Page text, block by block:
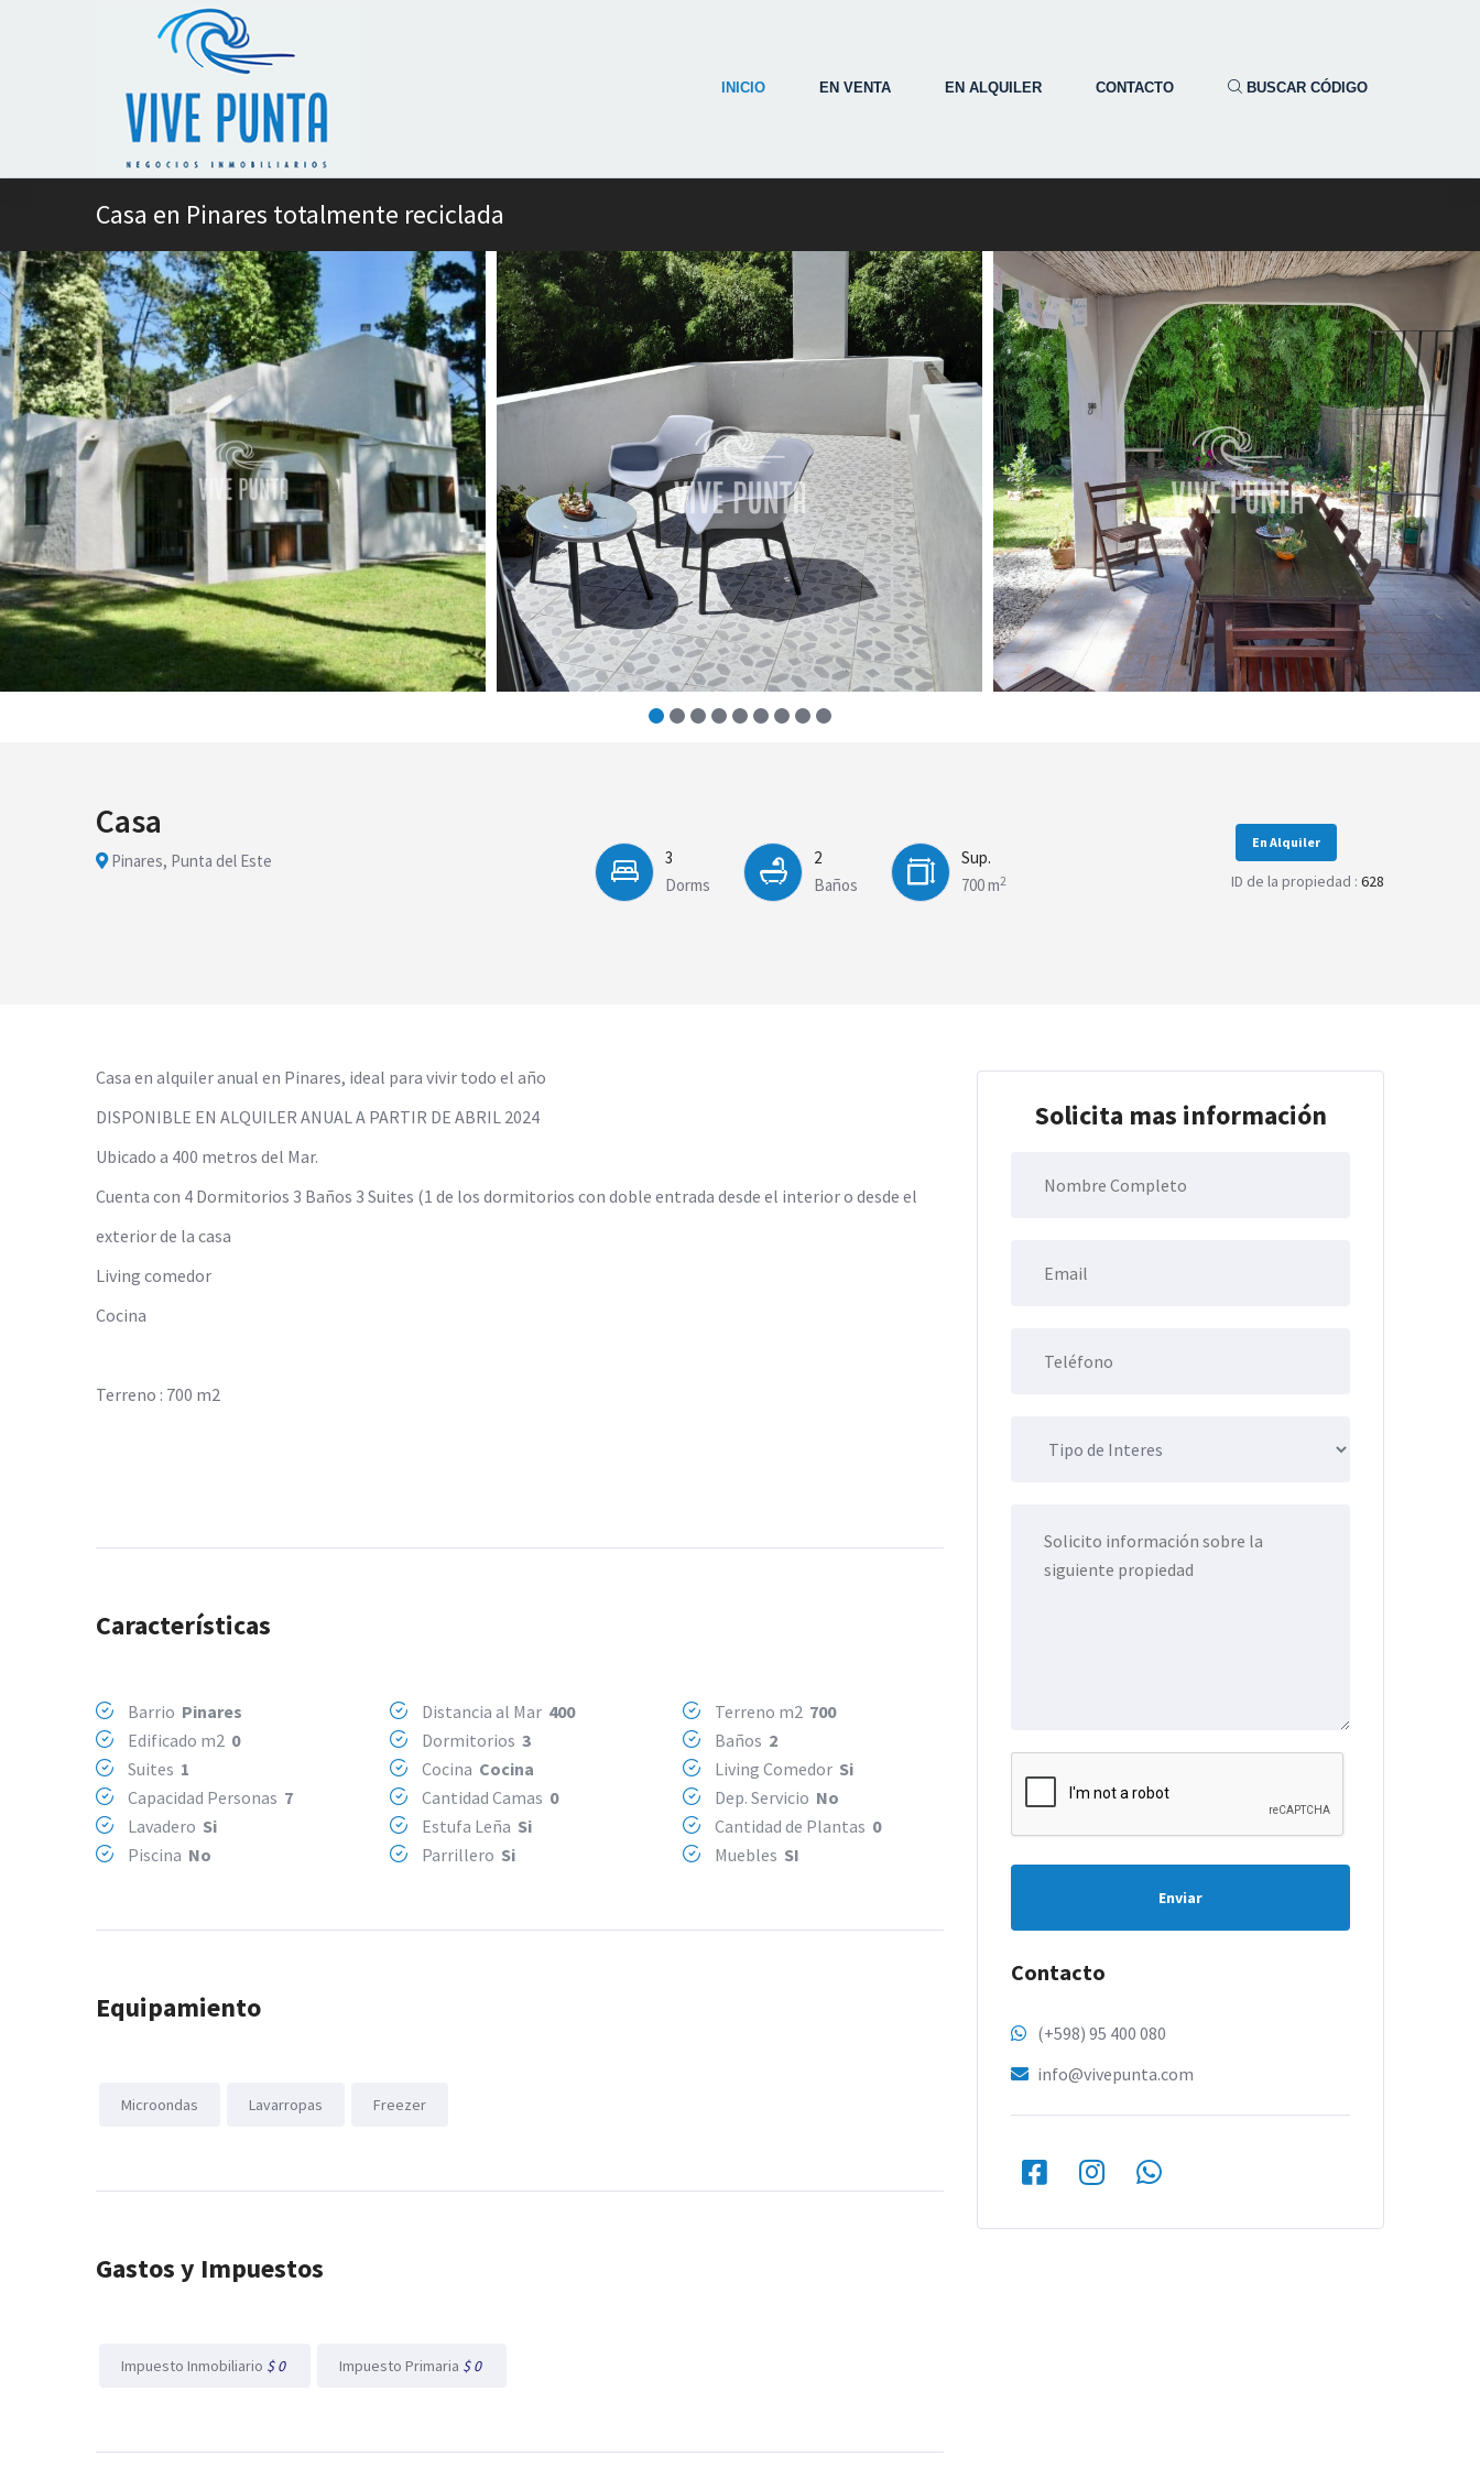
INICIO EN VENTA EN ALQUILER CONTACTO BUSCAR CÓDIGO
Casa en Pinares totalmente reciclada
Casa
Pinares, Punta del Este
3
Dorms
2
Baños
Sup.
700 m2
En Alquiler
ID de la propiedad : 628
Casa en alquiler anual en Pinares, ideal para vivir todo el año
DISPONIBLE EN ALQUILER ANUAL A PARTIR DE ABRIL 2024
Ubicado a 400 metros del Mar.
Cuenta con 4 Dormitorios 3 Baños 3 Suites (1 de los dormitorios con doble entrada desde el interior o desde el
exterior de la casa
Living comedor
Cocina
Terreno : 700 m2
Características
Barrio Pinares Distancia al Mar 400 Terreno m2 700
Edificado m2 0 Dormitorios 3 Baños 2
Suites 1 Cocina Cocina Living Comedor Si
Capacidad Personas 7 Cantidad Camas 0 Dep. Servicio No
Lavadero Si Estufa Leña Si Cantidad de Plantas 0
Piscina No Parrillero Si Muebles SI
Equipamiento
Microondas Lavarropas Freezer
Gastos y Impuestos
Impuesto Inmobiliario $ 0 Impuesto Primaria $ 0
Solicita mas información
Enviar
Contacto
(+598) 95 400 080
info@vivepunta.com